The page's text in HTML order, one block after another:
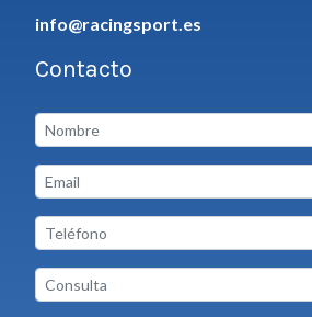
info@racingsport.es
Contacto